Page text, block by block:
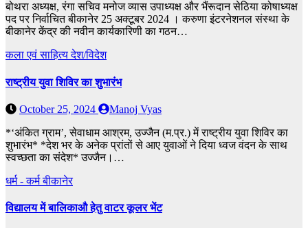
बोथरा अध्यक्ष, रंगा सचिव मनोज व्यास उपाध्यक्ष और भैंरूदान सेठिया कोषाध्यक्ष
पद पर निर्वाचित बीकानेर 25 अक्टूबर 2024 । करुणा इंटरनेशनल संस्था के
बीकानेर केंद्र की नवीन कार्यकारिणी का गठन…
कला एवं साहित्यदेश/विदेश
राष्ट्रीय युवा शिविर का शुभारंभ
October 25, 2024
Manoj Vyas
*‘अंकित ग्राम’, सेवाधाम आश्रम, उज्जैन (म.प्र.) में राष्ट्रीय युवा शिविर का
शुभारंभ* *देश भर के अनेक प्रांतों से आए युवाओं ने दिया ध्वज वंदन के साथ
स्वच्छता का संदेश* उज्जैन।…
धर्म - कर्मबीकानेर
विद्यालय में बालिकाऔ हेतु वाटर कूलर भेंट